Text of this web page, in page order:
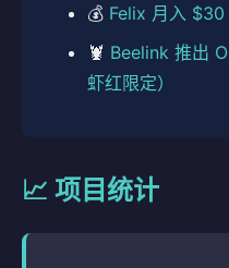
💰 Felix 月入
🦞 Beelink 推出
虾红限定）
📈 项目统计